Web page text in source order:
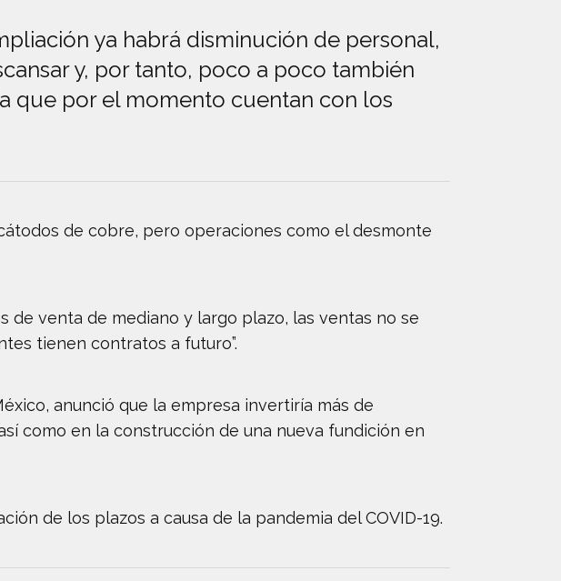
ya habrá disminución de personal,
y, por tanto, poco a poco también
que por el momento cuentan con los
de cobre, pero operaciones como el desmonte
de venta de mediano y largo plazo, las ventas no se
tienen contratos a futuro”.
anunció que la empresa invertiría más de
como en la construcción de una nueva fundición en
de los plazos a causa de la pandemia del COVID-19.